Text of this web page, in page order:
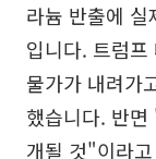
라늄 반출에
입니다. 트럼
물가가 내려가
했습니다. 반
개될 것"이라